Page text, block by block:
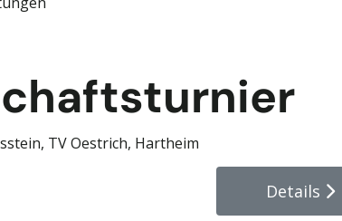
TV Oestrich, Hartheim
Details